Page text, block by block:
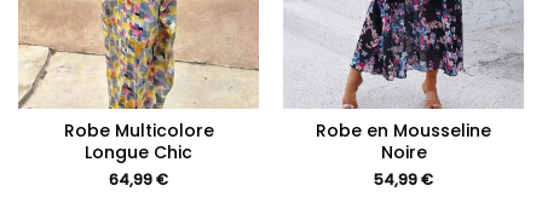
Robe Multicolore
Longue Chic
64,99€
Robe en Mousseline
Noire
54,99€